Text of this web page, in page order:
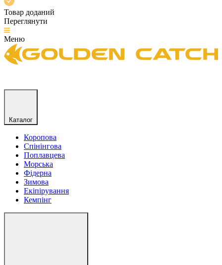
Товар доданий
Переглянути
Меню
Каталог
Коропова
Спінінгова
Поплавцева
Морська
Фідерна
Зимова
Екіпірування
Кемпінг